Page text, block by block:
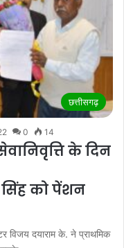
छत्तीसगढ़
0 14
के दिन
को पेंशन
दयाराम के. ने प्राथमिक